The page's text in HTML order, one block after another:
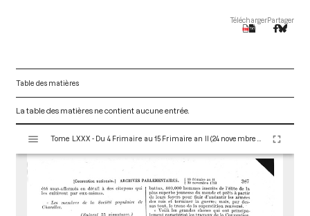
TéléchargerPartager
Table des matières
La table des matières ne contient aucune entrée.
s